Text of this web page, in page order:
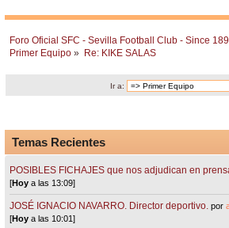
Foro Oficial SFC - Sevilla Football Club - Since
Primer Equipo » Re: KIKE SALAS
Ir a:
Temas Recientes
POSIBLES FICHAJES que nos adjudican en
[Hoy a las 13:09]
JOSÉ IGNACIO NAVARRO. Director deportivo. por
[Hoy a las 10:01]